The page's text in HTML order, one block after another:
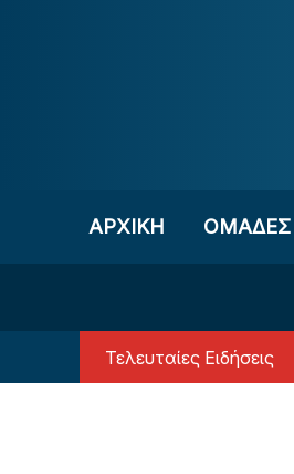
ΑΡΧΙΚΗ OΜΑΔΕΣ
Τελευταίες Ειδήσεις
επιστρέφει στην Μπαρτσελόνα